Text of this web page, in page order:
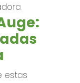
estas